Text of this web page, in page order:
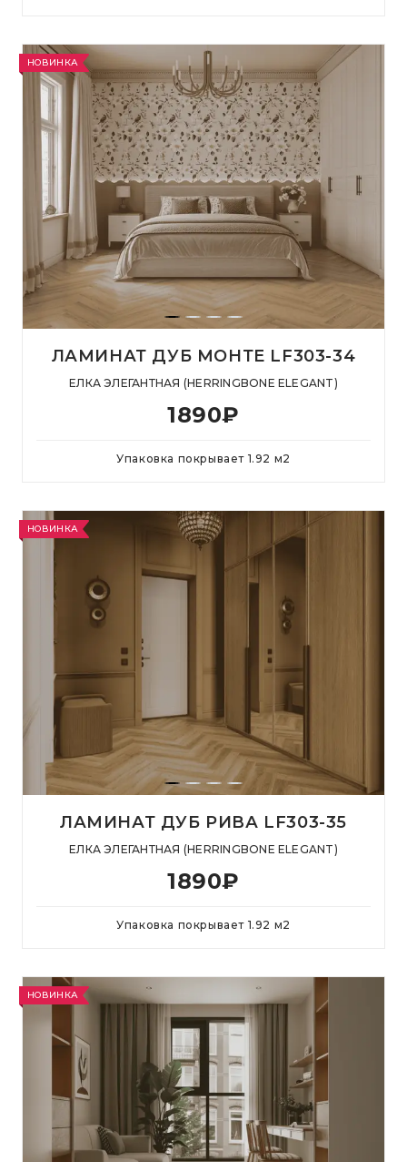
НОВИНКА
ЛАМИНАТ ДУБ МОНТЕ LF303-34
ЕЛКА ЭЛЕГАНТНАЯ (HERRINGBONE ELEGANT)
1890₽
Упаковка покрывает 1.92 м2
НОВИНКА
ЛАМИНАТ ДУБ РИВА LF303-35
ЕЛКА ЭЛЕГАНТНАЯ (HERRINGBONE ELEGANT)
1890₽
Упаковка покрывает 1.92 м2
НОВИНКА